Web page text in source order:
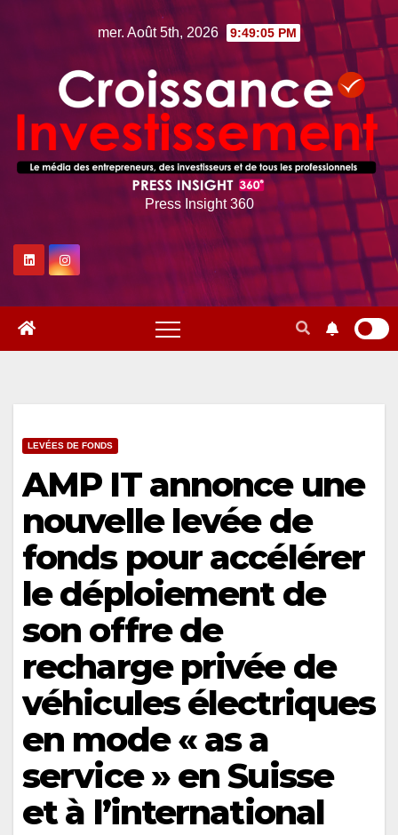
mer. Août 5th, 2026 9:49:07 PM
Press Insight 360
LEVÉES DE FONDS
AMP IT annonce une
nouvelle levée de
fonds pour accélérer
le déploiement de
son offre de
recharge privée de
véhicules électriques
en mode « as a
service » en Suisse
et à l’international